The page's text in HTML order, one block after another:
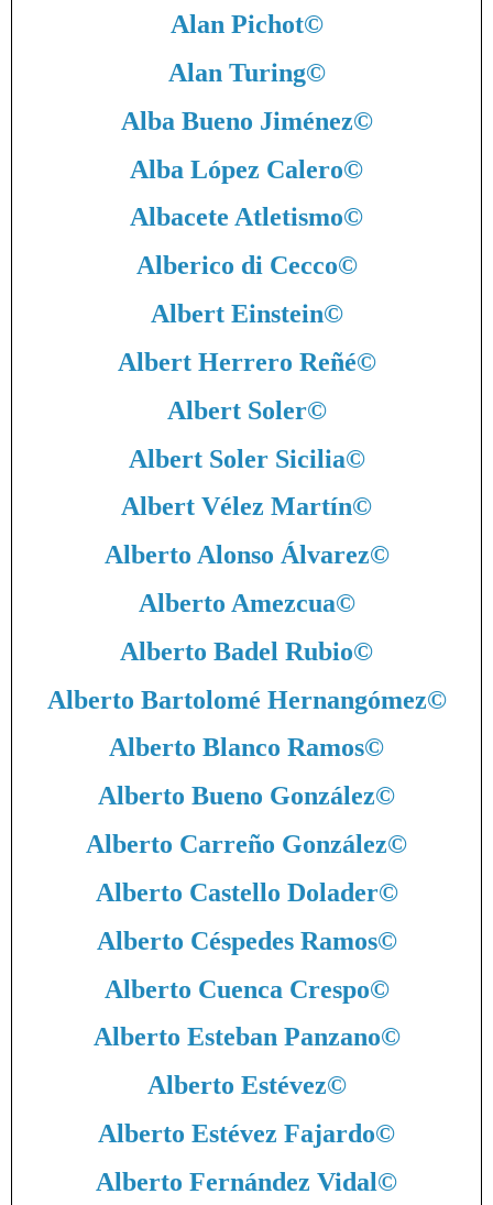
Alan Pichot©
Alan Turing©
Alba Bueno Jiménez©
Alba López Calero©
Albacete Atletismo©
Alberico di Cecco©
Albert Einstein©
Albert Herrero Reñé©
Albert Soler©
Albert Soler Sicilia©
Albert Vélez Martín©
Alberto Alonso Álvarez©
Alberto Amezcua©
Alberto Badel Rubio©
Alberto Bartolomé Hernangómez©
Alberto Blanco Ramos©
Alberto Bueno González©
Alberto Carreño González©
Alberto Castello Dolader©
Alberto Céspedes Ramos©
Alberto Cuenca Crespo©
Alberto Esteban Panzano©
Alberto Estévez©
Alberto Estévez Fajardo©
Alberto Fernández Vidal©